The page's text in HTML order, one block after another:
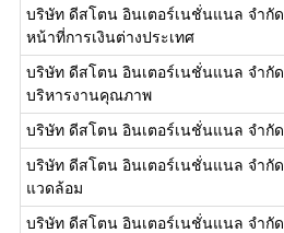
บริษัท ดีสโตน อินเตอร์เนชั่นแนล จำกัด
หน้าที่การเงินต่างประเทศ
บริษัท ดีสโตน อินเตอร์เนชั่นแนล จำกัด
บริหารงานคุณภาพ
บริษัท ดีสโตน อินเตอร์เนชั่นแนล จำกัด
บริษัท ดีสโตน อินเตอร์เนชั่นแนล จำกัด
แวดล้อม
บริษัท ดีสโตน อินเตอร์เนชั่นแนล จำกัด